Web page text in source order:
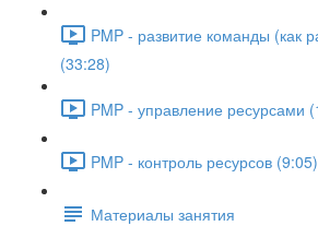
PMP - развитие команды (как
(33:28)
PMP - управление ресурсами
PMP - контроль ресурсов (9:05)
Материалы занятия